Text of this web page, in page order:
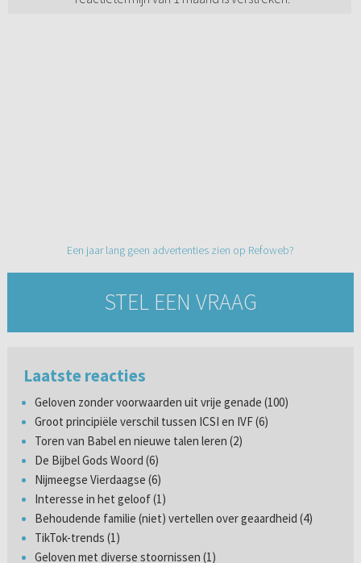
Een jaar lang geen advertenties zien op Refoweb?
STEL EEN VRAAG
Laatste reacties
Geloven zonder voorwaarden uit vrije genade (100)
Groot principiële verschil tussen ICSI en IVF (6)
Toren van Babel en nieuwe talen leren (2)
De Bijbel Gods Woord (6)
Nijmeegse Vierdaagse (6)
Interesse in het geloof (1)
Behoudende familie (niet) vertellen over geaardheid (4)
TikTok-trends (1)
Geloven met diverse stoornissen (1)